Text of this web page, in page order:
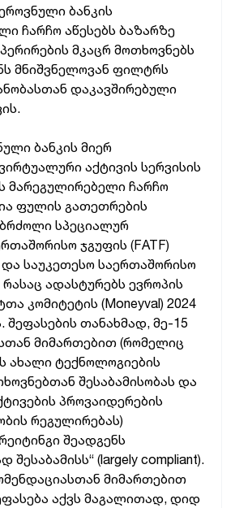
ბანკის
ჩარჩო აწესებს ბაზარზე
მკაცრ მოთხოვნებს
მნიშვნელოვან ფილტრს
დაკავშირებული
ბანკის მიერ
აქტივის სერვისის
მარეგულირებელი ჩარჩო
ფულის გათეთრების
სპეციალურ
ჯგუფის (FATF)
საუკეთესო საერთაშორისო
ადასტურებს ევროპის
კომიტეტის (Moneyval) 2024
შეფასების თანახმად, მე-15
მიმართებით (რომელიც
ახალი ტექნოლოგიების
შესაბამისობას და
პროვაიდერების
რეგულირებას)
შეადგენს
შესაბამისს“ (largely compliant).
მიმართებით
აქვს მაგალითად, დიდ